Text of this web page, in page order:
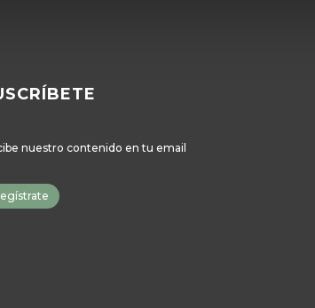
nuestro contenido en tu email